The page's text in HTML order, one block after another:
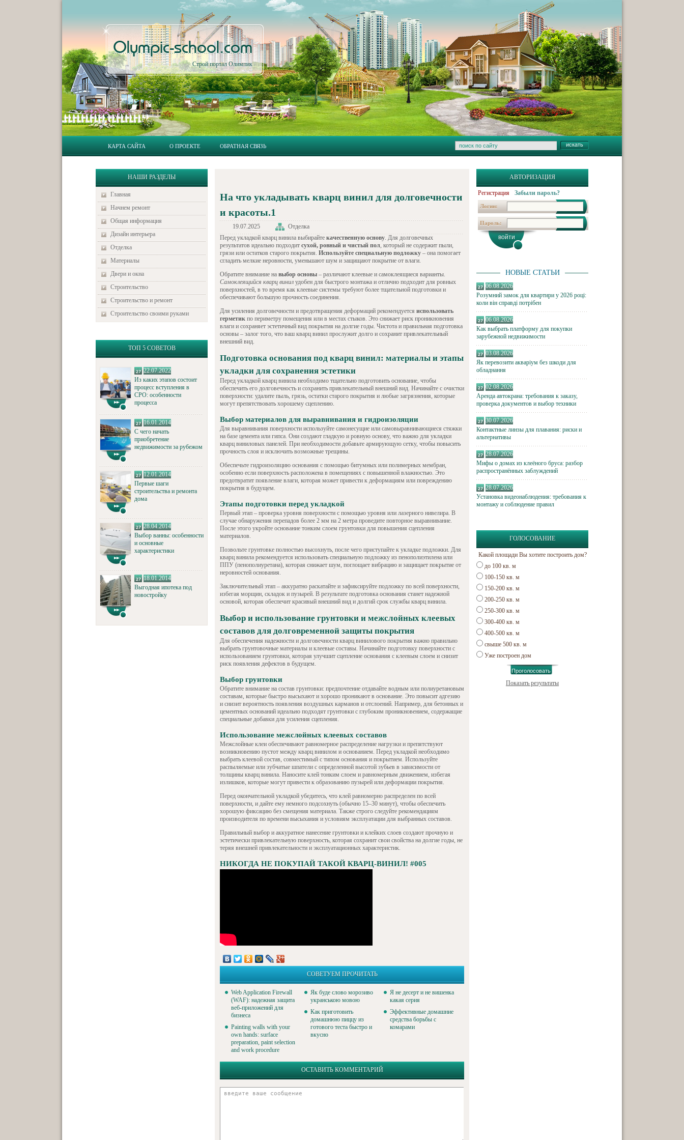
Olympic-school.com
Строй портал Олимпик
КАРТА САЙТА О ПРОЕКТЕ ОБРАТНАЯ СВЯЗЬ
НАШИ РАЗДЕЛЫ
Главная
Начнем ремонт
Общая информация
Дизайн интерьера
Отделка
Материалы
Двери и окна
Строительство
Строительство и ремонт
Строительство своими руками
ТОП 5 СОВЕТОВ
22.07.2022
Из каких этапов состоит
процесс вступления в
СРО: особенности
процесса
16.01.2014
С чего начать
приобретение
недвижимости за рубежом
12.01.2014
Первые шаги
строительства и ремонта
дома
28.04.2014
Выбор ванны: особенности
и основные
характеристики
18.01.2014
Выгодная ипотека под
новостройку
АВТОРИЗАЦИЯ
Регистрация Забыли пароль?
Логин:
Пароль:
НОВЫЕ СТАТЬИ
06.08.2026
Розумний замок для квартири у 2026 році:
коли він справді потрібен
06.08.2026
Как выбрать платформу для покупки
зарубежной недвижимости
03.08.2026
Як перевозити акваріум без шкоди для
обладнання
02.08.2026
Аренда автокрана: требования к заказу,
проверка документов и выбор техники
30.07.2026
Контактные линзы для плавания: риски и
альтернативы
28.07.2026
Мифы о домах из клеёного бруса: разбор
распространённых заблуждений
28.07.2026
Установка видеонаблюдения: требования к
монтажу и соблюдение правил
ГОЛОСОВАНИЕ
Какой площади Вы хотите построить дом?
до 100 кв. м
100-150 кв. м
150-200 кв. м
200-250 кв. м
250-300 кв. м
300-400 кв. м
400-500 кв. м
свыше 500 кв. м
Уже построен дом
Показать результаты
На что укладывать кварц винил для долговечности
и красоты.1
19.07.2025
Отделка
Перед укладкой кварц винила выбирайте качественную основу. Для долговечных
результатов идеально подходит сухой, ровный и чистый пол, который не содержит пыли,
грязи или остатков старого покрытия. Используйте специальную подложку – она помогает
сгладить мелкие неровности, уменьшают шум и защищают покрытие от влаги.
Обратите внимание на выбор основы – различают клеевые и самоклеящиеся варианты.
Самоклеящийся кварц винил удобен для быстрого монтажа и отлично подходит для ровных
поверхностей, в то время как клеевые системы требуют более тщательной подготовки и
обеспечивают большую прочность соединения.
Для усиления долговечности и предотвращения деформаций рекомендуется использовать
герметик по периметру помещения или в местах стыков. Это снижает риск проникновения
влаги и сохраняет эстетичный вид покрытия на долгие годы. Чистота и правильная подготовка
основы – залог того, что ваш кварц винил прослужит долго и сохранит привлекательный
внешний вид.
Подготовка основания под кварц винил: материалы и этапы
укладки для сохранения эстетики
Перед укладкой кварц винила необходимо тщательно подготовить основание, чтобы
обеспечить его долговечность и сохранить привлекательный внешний вид. Начинайте с очистки
поверхности: удалите пыль, грязь, остатки старого покрытия и любые загрязнения, которые
могут препятствовать хорошему сцеплению.
Выбор материалов для выравнивания и гидроизоляции
Для выравнивания поверхности используйте самонесущие или самовыравнивающиеся стяжки
на базе цемента или гипса. Они создают гладкую и ровную основу, что важно для укладки
кварц виниловых панелей. При необходимости добавьте армирующую сетку, чтобы повысить
прочность слоя и исключить возможные трещины.
Обеспечьте гидроизоляцию основания с помощью битумных или полимерных мембран,
особенно если поверхность расположена в помещениях с повышенной влажностью. Это
предотвратит появление влаги, которая может привести к деформациям или повреждению
покрытия в будущем.
Этапы подготовки перед укладкой
Первый этап – проверка уровня поверхности с помощью уровня или лазерного нивелира. В
случае обнаружения перепадов более 2 мм на 2 метра проведите повторное выравнивание.
После этого укройте основание тонким слоем грунтовки для повышения сцепления
материалов.
Позвольте грунтовке полностью высохнуть, после чего приступайте к укладке подложки. Для
кварц винила рекомендуется использовать специальную подложку из пенополиэтилена или
ППУ (пенополиуретана), которая снижает шум, поглощает вибрацию и защищает покрытие от
неровностей основания.
Заключительный этап – аккуратно раскатайте и зафиксируйте подложку по всей поверхности,
избегая морщин, складок и пузырей. В результате подготовка основания станет надежной
основой, которая обеспечит красивый внешний вид и долгий срок службы кварц винила.
Выбор и использование грунтовки и межслойных клеевых
составов для долговременной защиты покрытия
Для обеспечения надежности и долговечности кварц винилового покрытия важно правильно
выбрать грунтовочные материалы и клеевые составы. Начинайте подготовку поверхности с
использованием грунтовки, которая улучшит сцепление основания с клеевым слоем и снизит
риск появления дефектов в будущем.
Выбор грунтовки
Обратите внимание на состав грунтовки: предпочтение отдавайте водным или полиуретановым
составам, которые быстро высыхают и хорошо проникают в основание. Это повысит адгезию
и снизит вероятность появления воздушных карманов и отслоений. Например, для бетонных и
цементных оснований идеально подходят грунтовки с глубоким проникновением, содержащие
специальные добавки для усиления сцепления.
Использование межслойных клеевых составов
Межслойные клеи обеспечивают равномерное распределение нагрузки и препятствуют
возникновению пустот между кварц винилом и основанием. Перед укладкой необходимо
выбрать клеевой состав, совместимый с типом основания и покрытием. Используйте
распыляемые или зубчатые шпатели с определенной высотой зубьев в зависимости от
толщины кварц винила. Наносите клей тонким слоем и равномерным движением, избегая
излишков, которые могут привести к образованию пузырей или деформации покрытия.
Перед окончательной укладкой убедитесь, что клей равномерно распределен по всей
поверхности, и дайте ему немного подсохнуть (обычно 15–30 минут), чтобы обеспечить
хорошую фиксацию без смещения материала. Также строго следуйте рекомендациям
производителя по времени высыхания и условиям эксплуатации для выбранных составов.
Правильный выбор и аккуратное нанесение грунтовки и клейких слоев создают прочную и
эстетически привлекательную поверхность, которая сохранит свои свойства на долгие годы, не
теряя внешней привлекательности и эксплуатационных характеристик.
НИКОГДА НЕ ПОКУПАЙ ТАКОЙ КВАРЦ-ВИНИЛ! #005
СОВЕТУЕМ ПРОЧИТАТЬ
Web Application Firewall
(WAF): надежная защита
веб-приложений для
бизнеса
Painting walls with your
own hands: surface
preparation, paint selection
and work procedure
Як буде слово морозиво
укранською мовою
Как приготовить
домашнюю пиццу из
готового теста быстро и
вкусно
Я не десерт и не вишенка
какая серия
Эффективные домашние
средства борьбы с
комарами
ОСТАВИТЬ КОММЕНТАРИЙ